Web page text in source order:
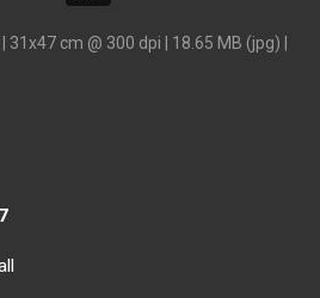
31x47 cm @ 300 dpi | 18.65 MB (jpg) |